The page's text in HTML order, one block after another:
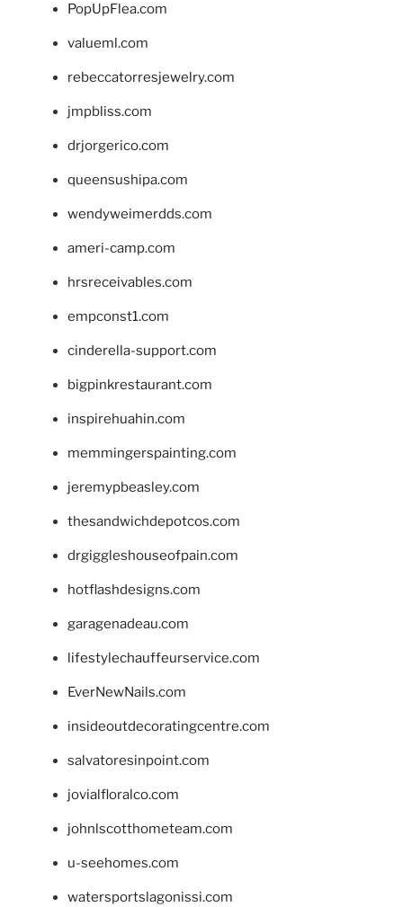
PopUpFlea.com
valueml.com
rebeccatorresjewelry.com
jmpbliss.com
drjorgerico.com
queensushipa.com
wendyweimerdds.com
ameri-camp.com
hrsreceivables.com
empconst1.com
cinderella-support.com
bigpinkrestaurant.com
inspirehuahin.com
memmingerspainting.com
jeremypbeasley.com
thesandwichdepotcos.com
drgiggleshouseofpain.com
hotflashdesigns.com
garagenadeau.com
lifestylechauffeurservice.com
EverNewNails.com
insideoutdecoratingcentre.com
salvatoresinpoint.com
jovialfloralco.com
johnlscotthometeam.com
u-seehomes.com
watersportslagonissi.com